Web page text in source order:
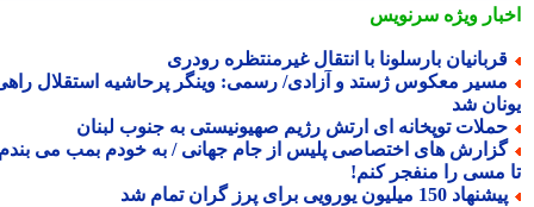
ویژهسرنویس
بارسلونا با انتقال غیرمنتظره رودری
معکوس ژستد و آزادی/ رسمی: وینگر پرحاشیه استقلال راهی
شد
توپخانه ای ارتش رژیم صهیونیستی به جنوب لبنان
های اختصاصی پلیس از جام جهانی / به خودم بمب می بندم
مسی را منفجر کنم!
150 میلیون یورویی برای پرز گران تمام شد